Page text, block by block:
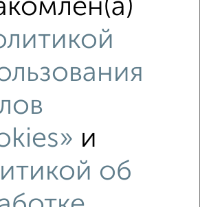
рядом
от Заводская 12А
и
об